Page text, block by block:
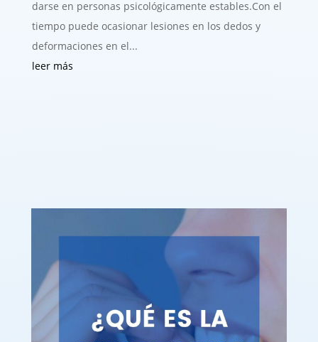
darse en personas psicológicamente estables.Con el
tiempo puede ocasionar lesiones en los dedos y
deformaciones en el...
leer más